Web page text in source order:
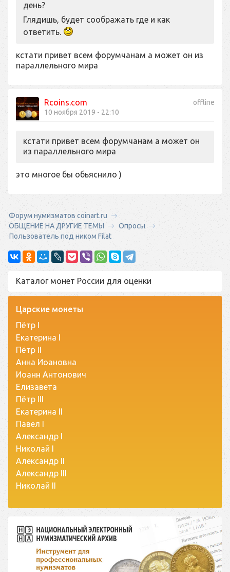
день?
Глядишь, будет соображать где и как
ответить.
кстати привет всем форумчанам а может он из
параллельного мира
offline
Rcoins.com
10 ноября 2019 - 22:10
кстати привет всем форумчанам а может он
из параллельного мира
это многое бы обьяснило )
Форум нумизматов coinart.ru
ОБЩЕНИЕ НА ДРУГИЕ ТЕМЫ
Опросы
Пользователь под ником Filat
Каталог монет России для оценки
Царские монеты
Пётр I
Екатерина I
Пётр II
Анна Иоановна
Иоанн Антонович
Елизавета
Пётр III
Екатерина II
Павел I
Александр I
Николай I
Александр II
Александр III
Николай II